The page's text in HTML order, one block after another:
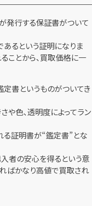
発行する保証書がついて
るという証明になりま
ることから、買取価格に一
書というものがついてき
や色、透明度によってラン
る証明書が“鑑定書”とな
者の安心を得るという意
ばかなり高値で買取され